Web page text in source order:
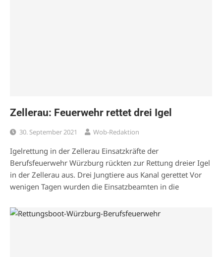
Zellerau: Feuerwehr rettet drei Igel
30. September 2021 Wob-Redaktion
Igelrettung in der Zellerau Einsatzkräfte der
Berufsfeuerwehr Würzburg rückten zur Rettung dreier Igel
in der Zellerau aus. Drei Jungtiere aus Kanal gerettet Vor
wenigen Tagen wurden die Einsatzbeamten in die